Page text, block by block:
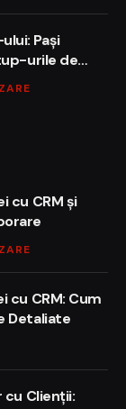
Pași
urile de
cu CRM și
cu CRM: Cum
Detaliate
cu Clienții: